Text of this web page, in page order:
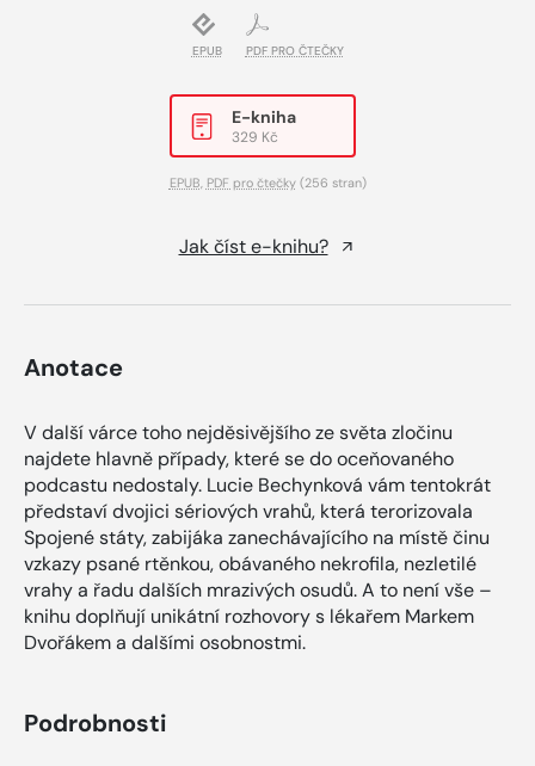
EPUB PDF PRO ČTEČKY
E-kniha
329 Kč
EPUB, PDF pro čtečky(256 stran)
Jak číst e-knihu?
Anotace
V další várce toho nejděsivějšího ze světa zločinu
najdete hlavně případy, které se do oceňovaného
podcastu nedostaly. Lucie Bechynková vám tentokrát
představí dvojici sériových vrahů, která terorizovala
Spojené státy, zabijáka zanechávajícího na místě činu
vzkazy psané rtěnkou, obávaného nekrofila, nezletilé
vrahy a řadu dalších mrazivých osudů. A to není vše –
knihu doplňují unikátní rozhovory s lékařem Markem
Dvořákem a dalšími osobnostmi.
Podrobnosti